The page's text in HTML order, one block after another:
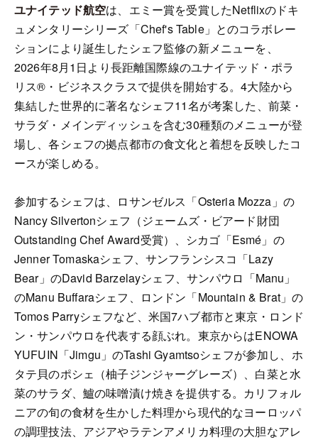
ユナイテッド航空は、エミー賞を受賞したNetflixのドキ
ュメンタリーシリーズ「Chef's Table」とのコラボレー
ションにより誕生したシェフ監修の新メニューを、
2026年8月1日より長距離国際線のユナイテッド・ポラ
リス®・ビジネスクラスで提供を開始する。4大陸から
集結した世界的に著名なシェフ11名が考案した、前菜・
サラダ・メインディッシュを含む30種類のメニューが登
場し、各シェフの拠点都市の食文化と着想を反映したコ
ースが楽しめる。
参加するシェフは、ロサンゼルス「Osteria Mozza」の
Nancy Silvertonシェフ（ジェームズ・ビアード財団
Outstanding Chef Award受賞）、シカゴ「Esmé」の
Jenner Tomaskaシェフ、サンフランシスコ「Lazy
Bear」のDavid Barzelayシェフ、サンパウロ「Manu」
のManu Buffaraシェフ、ロンドン「Mountain & Brat」の
Tomos Parryシェフなど、米国7ハブ都市と東京・ロンド
ン・サンパウロを代表する顔ぶれ。東京からはENOWA
YUFUIN「Jimgu」のTashi Gyamtsoシェフが参加し、ホ
タテ貝のポシェ（柚子ジンジャーグレーズ）、白菜と水
菜のサラダ、鱸の味噌漬け焼きを提供する。カリフォル
ニアの旬の食材を生かした料理から現代的なヨーロッパ
の調理技法、アジアやラテンアメリカ料理の大胆なアレ